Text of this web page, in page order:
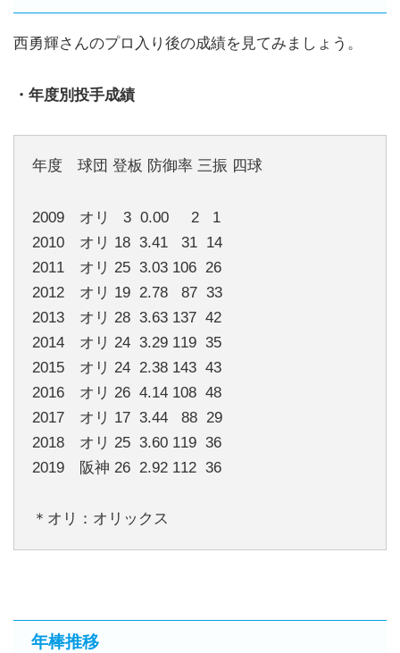
西勇輝さんのプロ入り後の成績を見てみましょう。
・年度別投手成績
年度 球団 登板 防御率 三振 四球
2009 オリ 3 0.00 2 1
2010 オリ 18 3.41 31 14
2011 オリ 25 3.03 106 26
2012 オリ 19 2.78 87 33
2013 オリ 28 3.63 137 42
2014 オリ 24 3.29 119 35
2015 オリ 24 2.38 143 43
2016 オリ 26 4.14 108 48
2017 オリ 17 3.44 88 29
2018 オリ 25 3.60 119 36
2019 阪神 26 2.92 112 36
＊オリ：オリックス
年棒推移